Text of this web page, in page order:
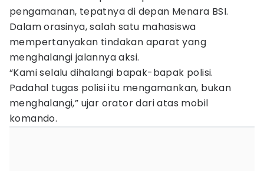
pengamanan, tepatnya di depan Menara BSI.
Dalam orasinya, salah satu mahasiswa
mempertanyakan tindakan aparat yang
menghalangi jalannya aksi.
“Kami selalu dihalangi bapak-bapak polisi.
Padahal tugas polisi itu mengamankan, bukan
menghalangi,” ujar orator dari atas mobil
komando.